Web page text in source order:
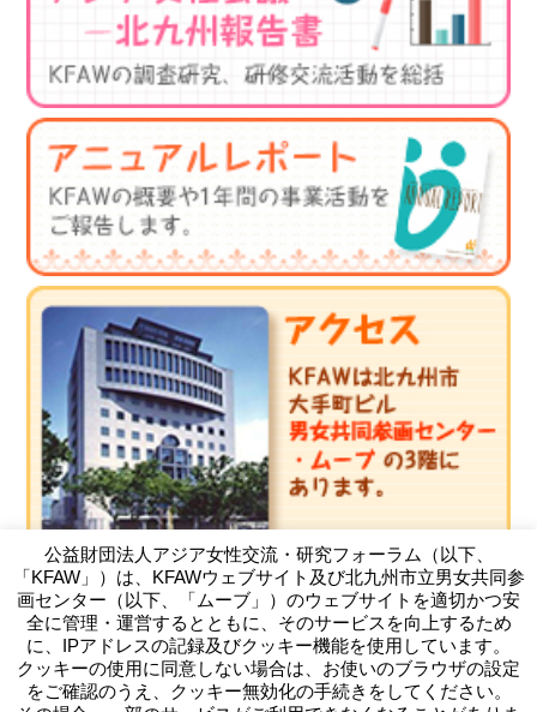
（公財）アジア女性交流・研究フォーラム
Kitakyushu Forum on Asian Women
公益財団法人アジア女性交流・研究フォーラム（以下、
「KFAW」）は、KFAWウェブサイト及び北九州市立男女共同参
画センター（以下、「ムーブ」）のウェブサイトを適切かつ安
全に管理・運営するとともに、そのサービスを向上するため
に、IPアドレスの記録及びクッキー機能を使用しています。
クッキーの使用に同意しない場合は、お使いのブラウザの設定
をご確認のうえ、クッキー無効化の手続きをしてください。